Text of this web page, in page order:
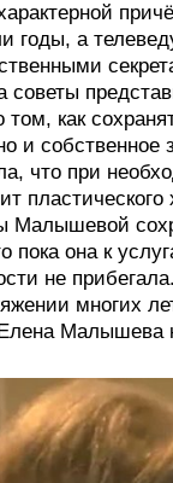
годы, а
советы
том, как
и собственное
что при
Малышевой
пока она к
не
многих
Малышева